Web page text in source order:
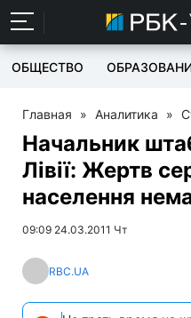
ОБЩЕСТВО
Главная » Аналитика »
Начальник
Лівії: Жертв
населення
09:09 24.03.2011 Чт
RBC.UA